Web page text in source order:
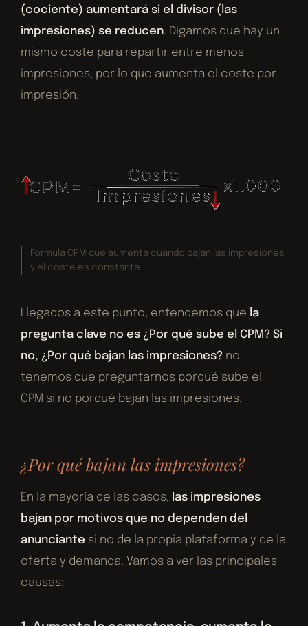
(cociente) aumentará si el divisor (las
impresiones) se reducen. Digamos que hay un
mismo coste para repartir entre menos
impresiones, por lo que aumenta el coste por
impresión.
Formula CPM que aumenta cuando bajan las impresiones
y el coste es constante
Llegados a este punto, entendemos que la
pregunta clave no es ¿Por qué sube el CPM? Si
no, ¿Por qué bajan las impresiones? no
tenemos que preguntarnos porqué sube el
CPM si no porqué bajan las impresiones.
¿Por qué bajan las impresiones?
En la mayoría de las casos, las impresiones
bajan por motivos que no dependen del
anunciante si no de la propia plataforma y de la
oferta y demanda. Vamos a ver las principales
causas: